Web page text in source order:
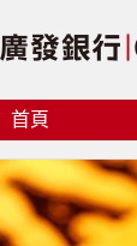
首頁